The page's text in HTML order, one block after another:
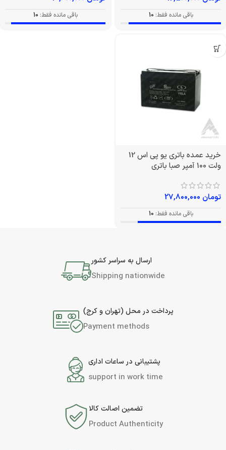
باقی مانده فقط: 10 باقی مانده فقط: 10
خرید عمده باتری یو پی اس 12
ولت 100 آمپر صبا باتری
تومان
باقی مانده فقط: 10
ارسال به سراسر کشور
Shipping nationwide
پرداخت در محل (تهران و کرج)
Payment methods
پشتیبانی در ساعات اداری
support in work time
تضمین اصالت کالا
Product Authenticity